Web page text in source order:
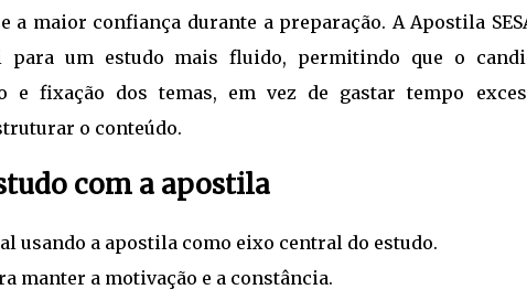
a maior confiança durante a preparação. A Apostila
para um estudo mais fluido, permitindo que o
e fixação dos temas, em vez de gastar tempo
o conteúdo.
com a apostila
usando a apostila como eixo central do estudo.
manter a motivação e a constância.